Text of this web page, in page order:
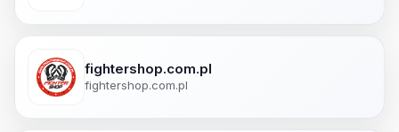
fightershop.com.pl
fightershop.com.pl